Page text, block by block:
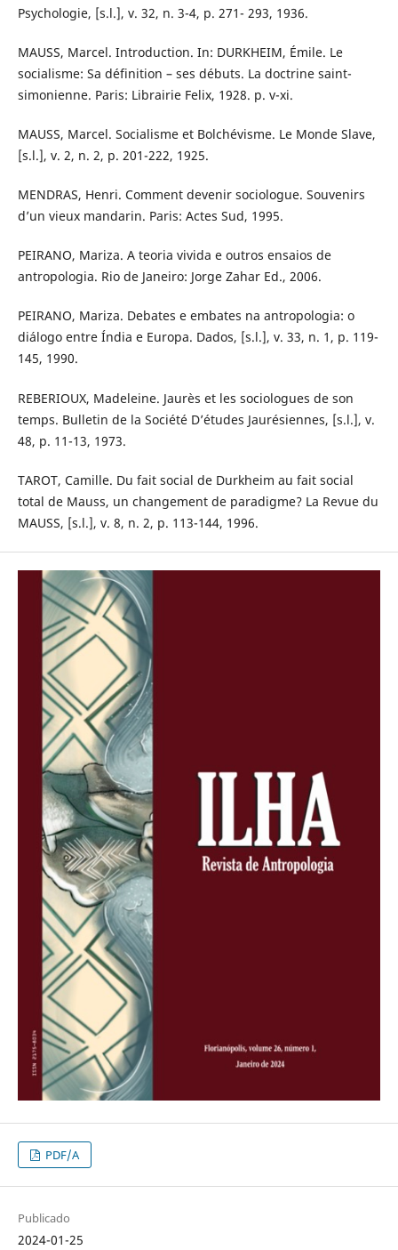
Psychologie, [s.l.], v. 32, n. 3-4, p. 271- 293, 1936.
MAUSS, Marcel. Introduction. In: DURKHEIM, Émile. Le
socialisme: Sa définition – ses débuts. La doctrine saint-
simonienne. Paris: Librairie Felix, 1928. p. v-xi.
MAUSS, Marcel. Socialisme et Bolchévisme. Le Monde Slave,
[s.l.], v. 2, n. 2, p. 201-222, 1925.
MENDRAS, Henri. Comment devenir sociologue. Souvenirs
d’un vieux mandarin. Paris: Actes Sud, 1995.
PEIRANO, Mariza. A teoria vivida e outros ensaios de
antropologia. Rio de Janeiro: Jorge Zahar Ed., 2006.
PEIRANO, Mariza. Debates e embates na antropologia: o
diálogo entre Índia e Europa. Dados, [s.l.], v. 33, n. 1, p. 119-
145, 1990.
REBERIOUX, Madeleine. Jaurès et les sociologues de son
temps. Bulletin de la Société D’études Jaurésiennes, [s.l.], v.
48, p. 11-13, 1973.
TAROT, Camille. Du fait social de Durkheim au fait social
total de Mauss, un changement de paradigme? La Revue du
MAUSS, [s.l.], v. 8, n. 2, p. 113-144, 1996.
PDF/A
Publicado
2024-01-25